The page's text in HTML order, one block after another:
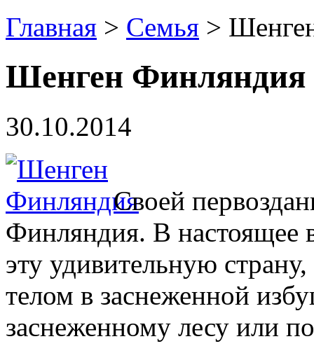
Главная > Семья >
Шенген Финляндия
30.10.2014
Своей
Финляндия. В настоящее
эту удивительную
телом в заснеженной
заснеженному лесу или